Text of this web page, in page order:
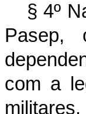
§ 4º
Pasep,
com a